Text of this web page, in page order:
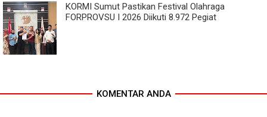
KORMI Sumut Pastikan Festival Olahraga
FORPROVSU I 2026 Diikuti 8.972 Pegiat
KOMENTAR ANDA